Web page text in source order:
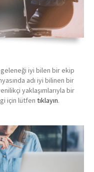
geleneği iyi bilen bir ekip
adı iyi bilinen bir
yaklaşımlarıyla bir
için lütfen tıklayın.